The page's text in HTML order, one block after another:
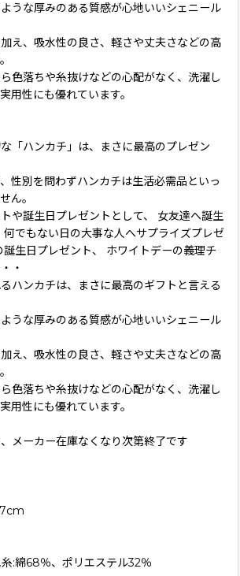
うな厚みのある質感が心地いいシェニール
え、吸水性の良さ、軽さや丈夫さなどの高
色落ちや糸抜けなどの心配がなく、洗濯し
用性にも優れています。
「ハンカチ」は、まさに最高のプレゼン
性別を問わずハンカチは生活必需品といっ
ん。
や誕生日プレゼントとして、 女友達へ誕生
何でもない日の大事な人へサプライズプレゼ
誕生日プレゼント、 ホワイトデーの義理チ
・
ハンカチは、まさに最高のギフトと言える
うな厚みのある質感が心地いいシェニール
え、吸水性の良さ、軽さや丈夫さなどの高
色落ちや糸抜けなどの心配がなく、洗濯し
用性にも優れています。
メーカー在庫なくなり次第終了です
:綿68％、ポリエステル32％